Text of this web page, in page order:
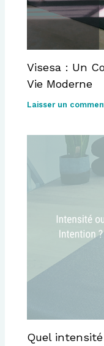
Visesa : Un
Vie Moderne
Laisser un
Quel